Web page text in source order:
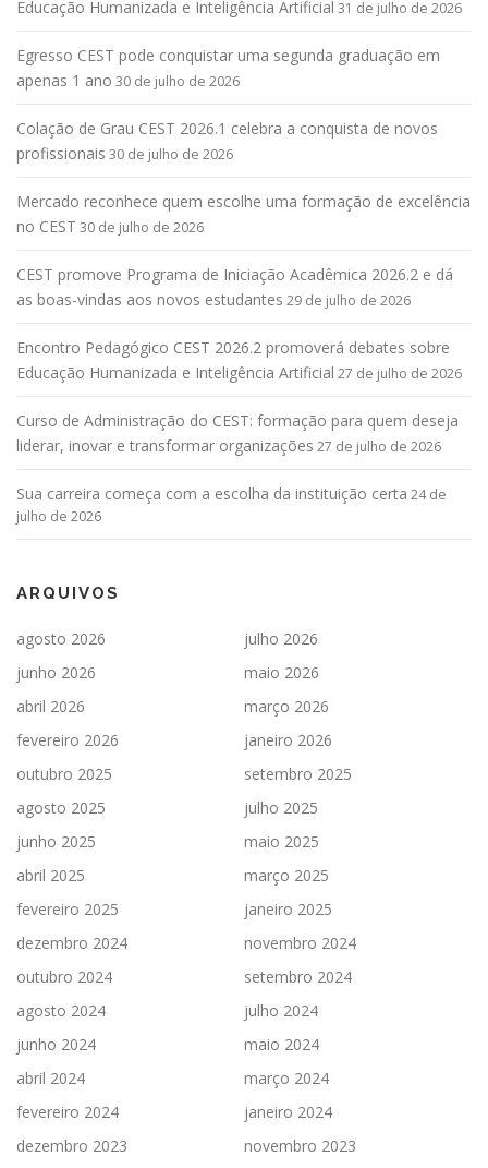
Educação Humanizada e Inteligência Artificial 31 de julho de 2026
Egresso CEST pode conquistar uma segunda graduação em
apenas 1 ano 30 de julho de 2026
Colação de Grau CEST 2026.1 celebra a conquista de novos
profissionais 30 de julho de 2026
Mercado reconhece quem escolhe uma formação de excelência
no CEST 30 de julho de 2026
CEST promove Programa de Iniciação Acadêmica 2026.2 e dá
as boas-vindas aos novos estudantes 29 de julho de 2026
Encontro Pedagógico CEST 2026.2 promoverá debates sobre
Educação Humanizada e Inteligência Artificial 27 de julho de 2026
Curso de Administração do CEST: formação para quem deseja
liderar, inovar e transformar organizações 27 de julho de 2026
Sua carreira começa com a escolha da instituição certa 24 de
julho de 2026
ARQUIVOS
agosto 2026
julho 2026
junho 2026
maio 2026
abril 2026
março 2026
fevereiro 2026
janeiro 2026
outubro 2025
setembro 2025
agosto 2025
julho 2025
junho 2025
maio 2025
abril 2025
março 2025
fevereiro 2025
janeiro 2025
dezembro 2024
novembro 2024
outubro 2024
setembro 2024
agosto 2024
julho 2024
junho 2024
maio 2024
abril 2024
março 2024
fevereiro 2024
janeiro 2024
dezembro 2023
novembro 2023